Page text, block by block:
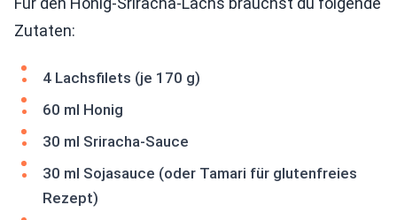
Zutaten:
4 Lachsfilets (je 170 g)
60 ml Honig
30 ml Sriracha-Sauce
30 ml Sojasauce (oder Tamari für glutenfreies
Rezept)